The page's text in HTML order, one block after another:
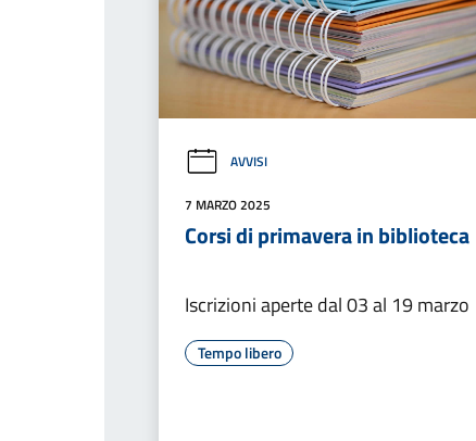
AVVISI
7 MARZO 2025
Corsi di primavera in biblioteca
Iscrizioni aperte dal 03 al 19 marzo
Tempo libero